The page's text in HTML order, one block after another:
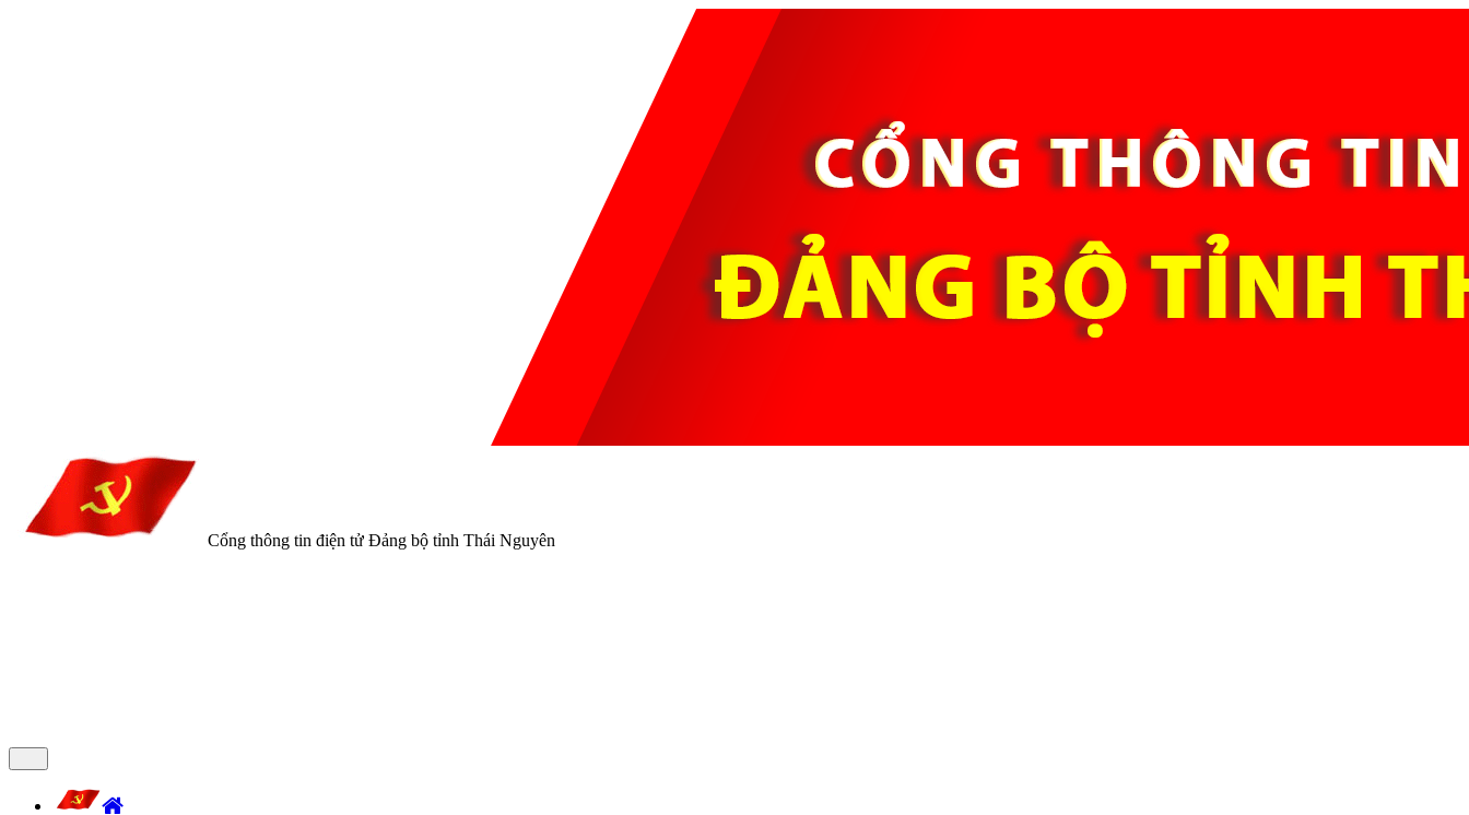
Cổng thông tin điện tử Đảng bộ tỉnh Thái Nguyên